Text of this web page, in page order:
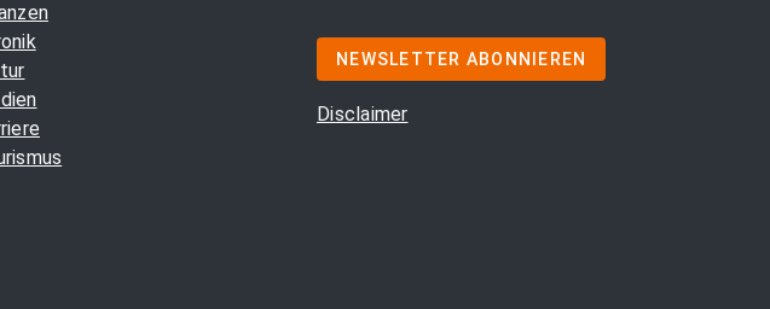
NEWSLETTER ABONNIEREN
Disclaimer